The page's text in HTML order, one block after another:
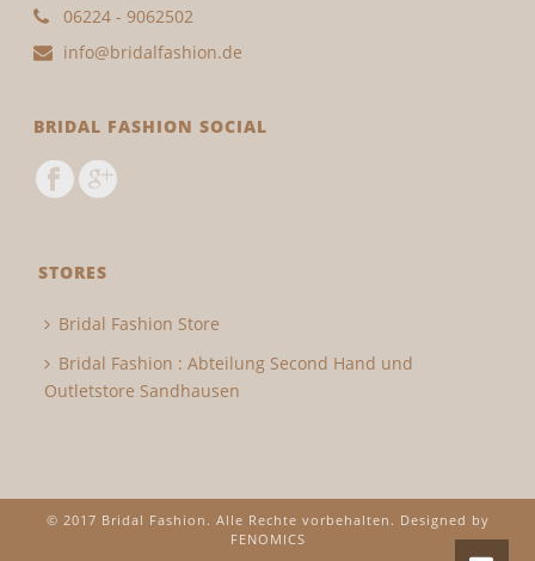
06224 - 9062502
info@bridalfashion.de
BRIDAL FASHION SOCIAL
STORES
Bridal Fashion Store
Bridal Fashion : Abteilung Second Hand und
Outletstore Sandhausen
© 2017 Bridal Fashion. Alle Rechte vorbehalten. Designed by
FENOMICS